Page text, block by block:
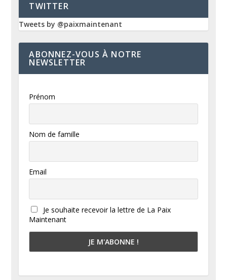
TWITTER
Tweets by @paixmaintenant
ABONNEZ-VOUS À NOTRE
NEWSLETTER
Prénom
Nom de famille
Email
Je souhaite recevoir la lettre de La Paix
Maintenant